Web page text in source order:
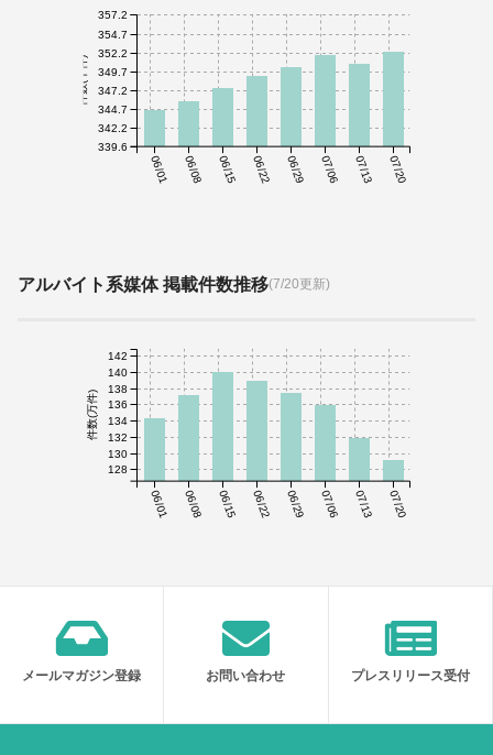
06/01 06/08 06/15 06/22 06/29 07/06 07/13 07/20
件数(千件)
339.6
342.2
344.7
347.2
349.7
352.2
354.7
357.2
アルバイト系媒体 掲載件数推移(7/20更新)
06/01 06/08 06/15 06/22 06/29 07/06 07/13 07/20
件数(万件)
128
130
132
134
136
138
140
142
メールマガジン登録 お問い合わせ プレスリリース受付